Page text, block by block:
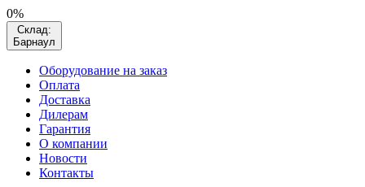
0%
Склад:
Барнаул
Оборудование на заказ
Оплата
Доставка
Дилерам
Гарантия
О компании
Новости
Контакты